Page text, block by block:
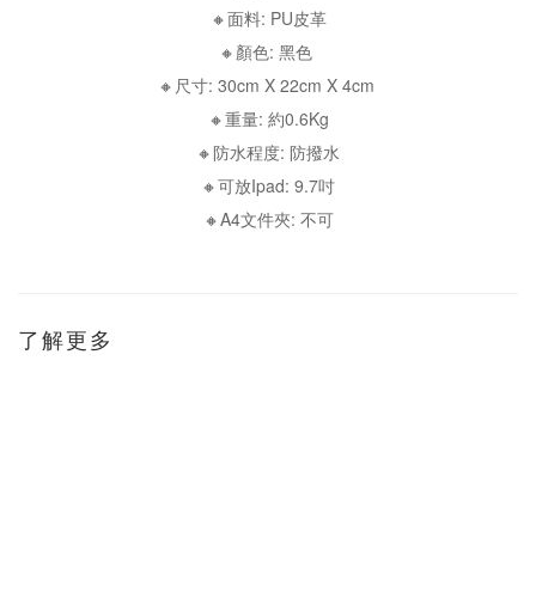
🔸面料: PU皮革
🔸顏色: 黑色
🔸尺寸: 30cm X 22cm X 4cm
🔸重量: 約0.6Kg
🔸防水程度: 防撥水
🔸可放Ipad: 9.7吋
🔸A4文件夾: 不可
了解更多